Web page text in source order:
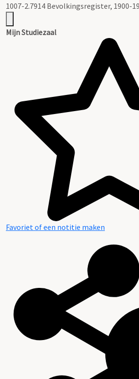
1007-2.7914 Bevolkingsregister, 1900-
Mijn Studiezaal
Favoriet of een notitie maken